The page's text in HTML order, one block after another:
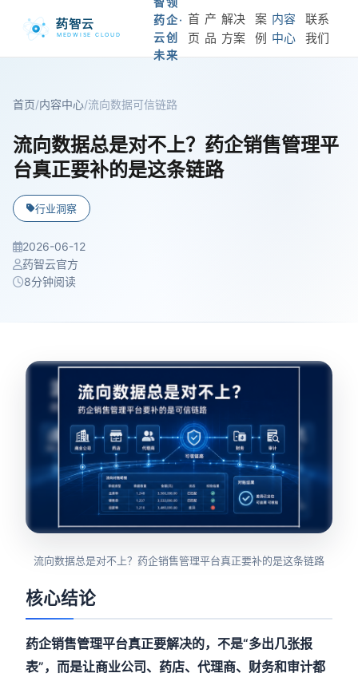
药企·
云创
未来
首
页
产
品
解决
方案
案
例
内容
中心
联系
我们
首页/内容中心/流向数据可信链路
流向数据总是对不上？药企销售管理平
台真正要补的是这条链路
行业洞察
2026-06-12
药智云官方
8分钟阅读
流向数据总是对不上？药企销售管理平台真正要补的是这条链路
核心结论
药企销售管理平台真正要解决的，不是“多出几张报
表”，而是让商业公司、药店、代理商、财务和审计都